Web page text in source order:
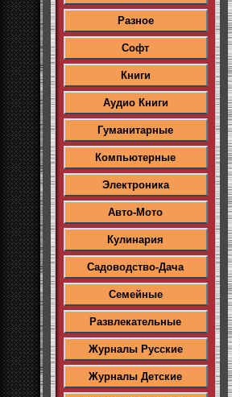
Разное
Софт
Книги
Аудио Книги
Гуманитарные
Компьютерные
Электроника
Авто-Мото
Кулинария
Садоводство-Дача
Семейные
Развлекательные
Журналы Русские
Журналы Детские